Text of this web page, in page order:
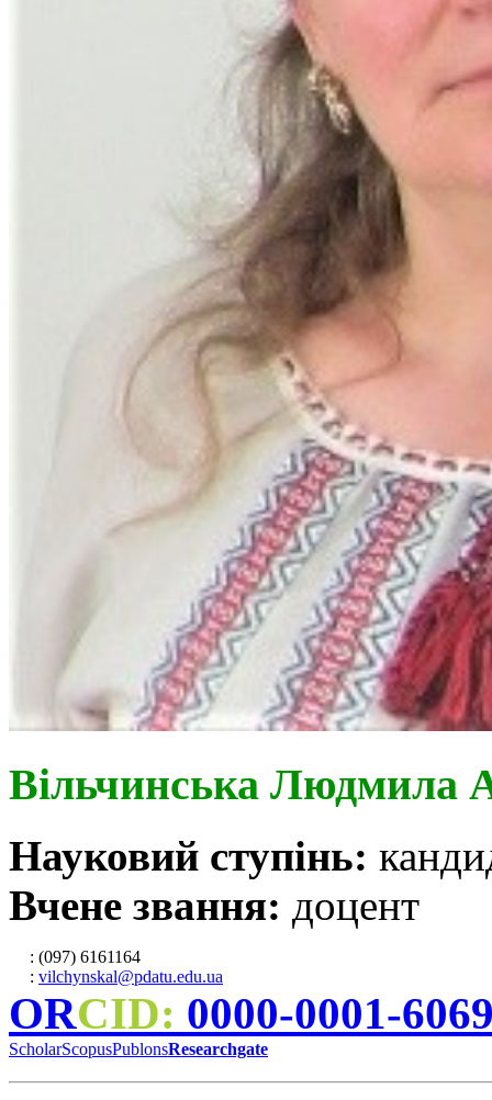
Вільчинська Людмила
Науковий ступінь:
Вчене звання: доцент
: (097) 6161164
: vilchynskal@pdatu.edu.ua
ORCID: 0000-0001-
ScholarScopusPublonsResearchgate